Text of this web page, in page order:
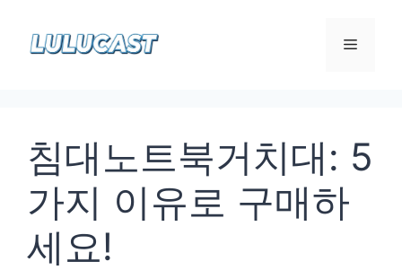
메
침대노트북거치대: 5
가지 이유로 구매하
세요!